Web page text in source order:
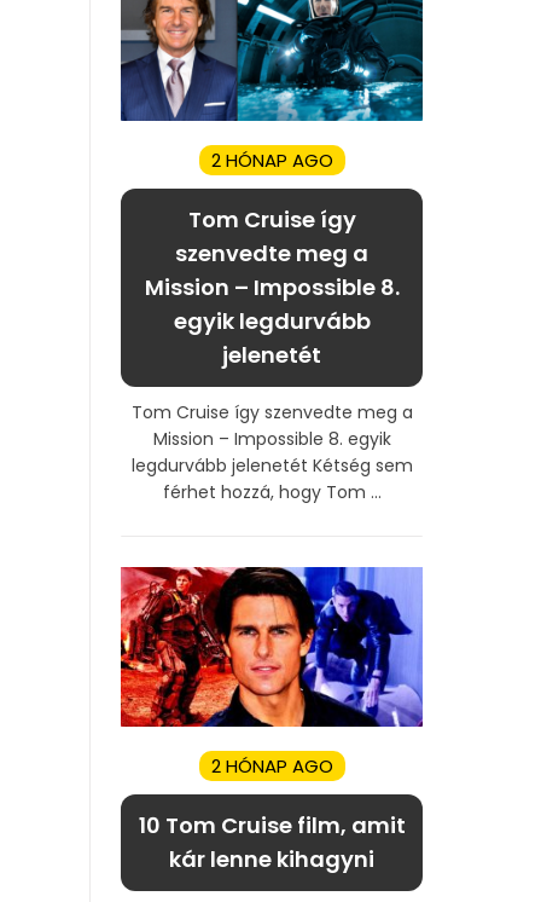
2 HÓNAP AGO
Tom Cruise így
szenvedte meg a
Mission – Impossible 8.
egyik legdurvább
jelenetét
Tom Cruise így szenvedte meg a
Mission – Impossible 8. egyik
legdurvább jelenetét Kétség sem
férhet hozzá, hogy Tom ...
2 HÓNAP AGO
10 Tom Cruise film, amit
kár lenne kihagyni